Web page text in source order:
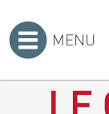
MENU
LE